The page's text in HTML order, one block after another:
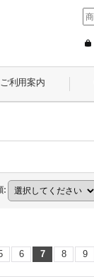
ご利用案内
:
6 7 8 9